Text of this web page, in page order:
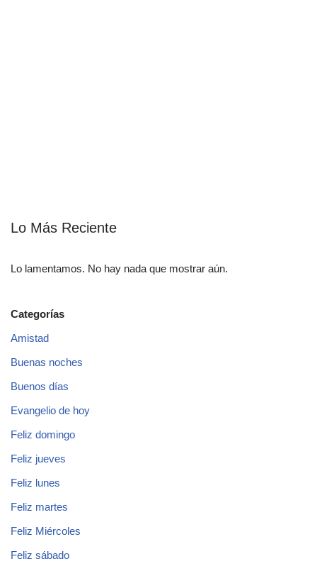
Lo Más Reciente
Lo lamentamos. No hay nada que mostrar aún.
Categorías
Amistad
Buenas noches
Buenos días
Evangelio de hoy
Feliz domingo
Feliz jueves
Feliz lunes
Feliz martes
Feliz Miércoles
Feliz sábado